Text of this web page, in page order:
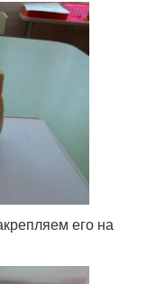
его на